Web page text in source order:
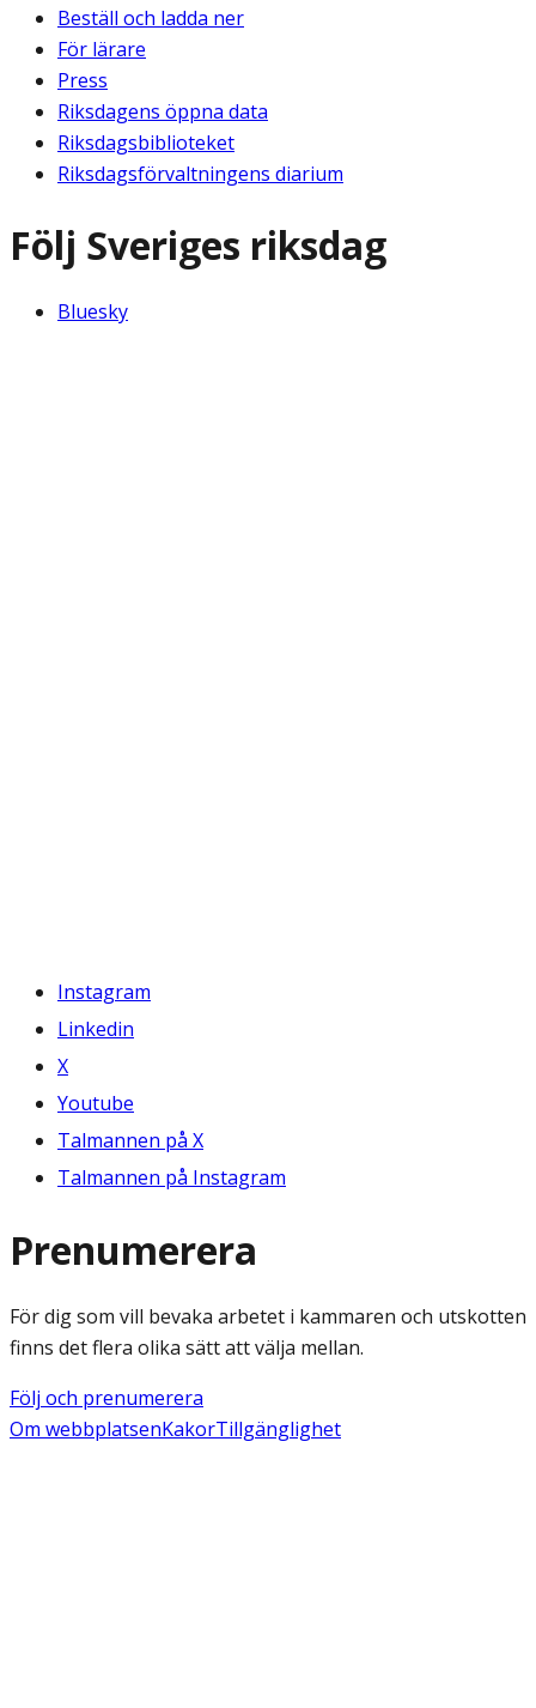
Beställ och ladda ner
För lärare
Press
Riksdagens öppna data
Riksdagsbiblioteket
Riksdagsförvaltningens diarium
Följ Sveriges riksdag
Bluesky
Instagram
Linkedin
X
Youtube
Talmannen på X
Talmannen på Instagram
Prenumerera
För dig som vill bevaka arbetet i kammaren och utskotten
finns det flera olika sätt att välja mellan.
Följ och prenumerera
Om webbplatsenKakorTillgänglighet